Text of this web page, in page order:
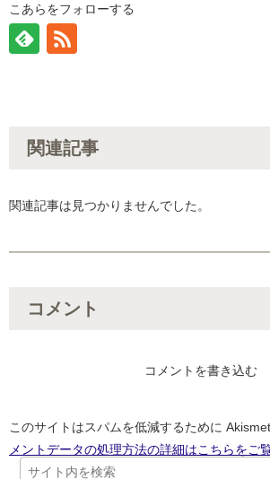
こあらをフォローする
関連記事
関連記事は見つかりませんでした。
コメント
コメントを書き込む
このサイトはスパムを低減するために
メントデータの処理方法の詳細はこちらをご